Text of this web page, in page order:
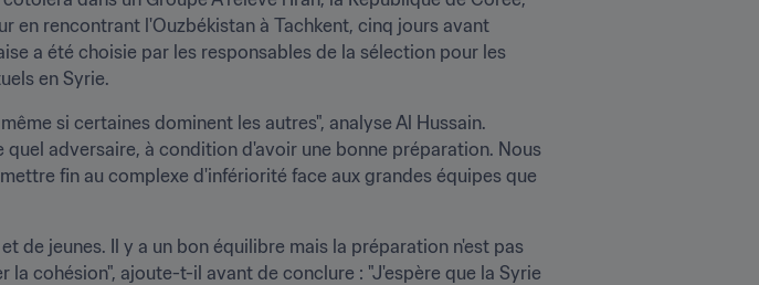
en rencontrant l'Ouzbékistan à Tachkent, cinq jours avant
a été choisie par les responsables de la sélection pour les
en Syrie.
si certaines dominent les autres", analyse Al Hussain.
adversaire, à condition d'avoir une bonne préparation. Nous
fin au complexe d'infériorité face aux grandes équipes que
de jeunes. Il y a un bon équilibre mais la préparation n'est pas
cohésion", ajoute-t-il avant de conclure : "J'espère que la Syrie